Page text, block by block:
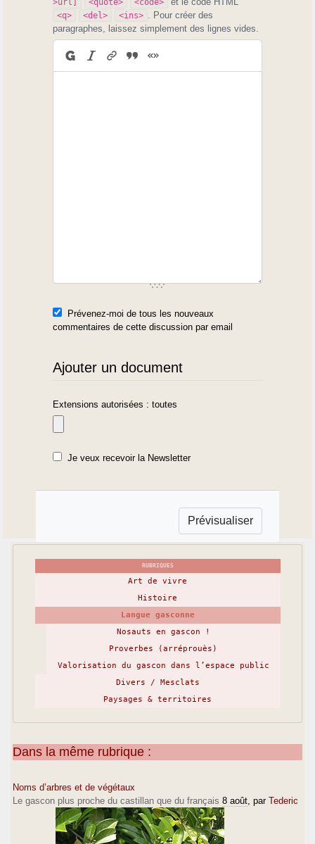
<q> <del> <ins>
. Pour créer des
paragraphes, laissez simplement des lignes vides.
Prévenez-moi de tous les nouveaux
commentaires de cette discussion par email
Ajouter un document
Extensions autorisées : toutes
Je veux recevoir la Newsletter
RUBRIQUES
Art de vivre
Histoire
Langue gasconne
Nosauts en gascon !
Proverbes (arréprouès)
Valorisation du gascon dans l’espace public
Divers / Mesclats
Paysages & territoires
Dans la même rubrique :
Noms d’arbres et de végétaux
Le gascon plus proche du castillan que du français 8 août , par Tederic